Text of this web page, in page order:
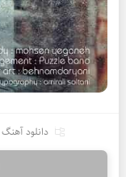
دانلود آهنگ